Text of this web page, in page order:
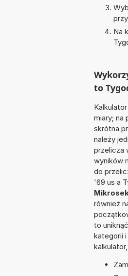
Na
to
miary; na
skrótna
należy
przelicza
wyników
do
'69 us a
również
to
kategorii